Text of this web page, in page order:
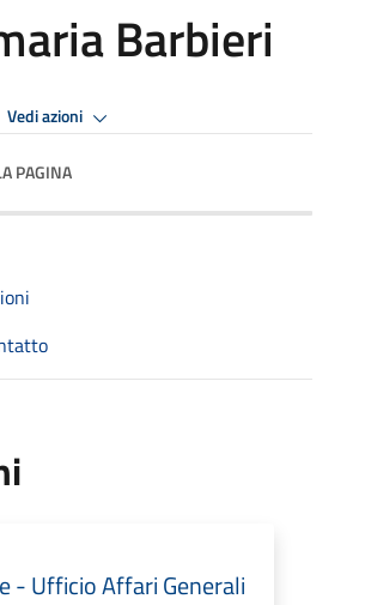
Barbieri
Vedi azioni
PAGINA
- Ufficio Affari Generali